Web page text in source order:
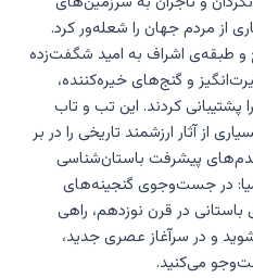
از مردم جهان را شعله‌ور کرد.
و طبقه‌ی اشراف به امید شگفت‌زده
و گنج‌های خیره‌کننده،
پشتیبانی کردند. این تب و تاب
از آثار ارزشمند تاریخی را در بر
پیشرفت باستان‌شناسی
در جست‌وجوی گنجینه‌های
در قرن نوزدهم، راهی
و در سرآغاز عصری جدید،
می‌کنید.